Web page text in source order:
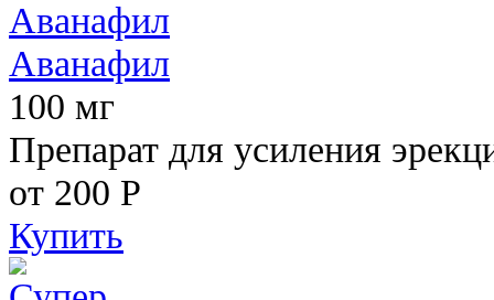
Аванафил
100 мг
Препарат для усиления
от 200 Р
Купить